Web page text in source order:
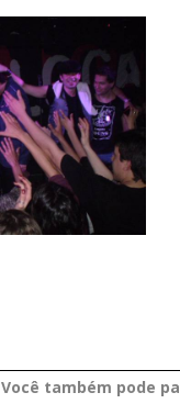
Você também pode